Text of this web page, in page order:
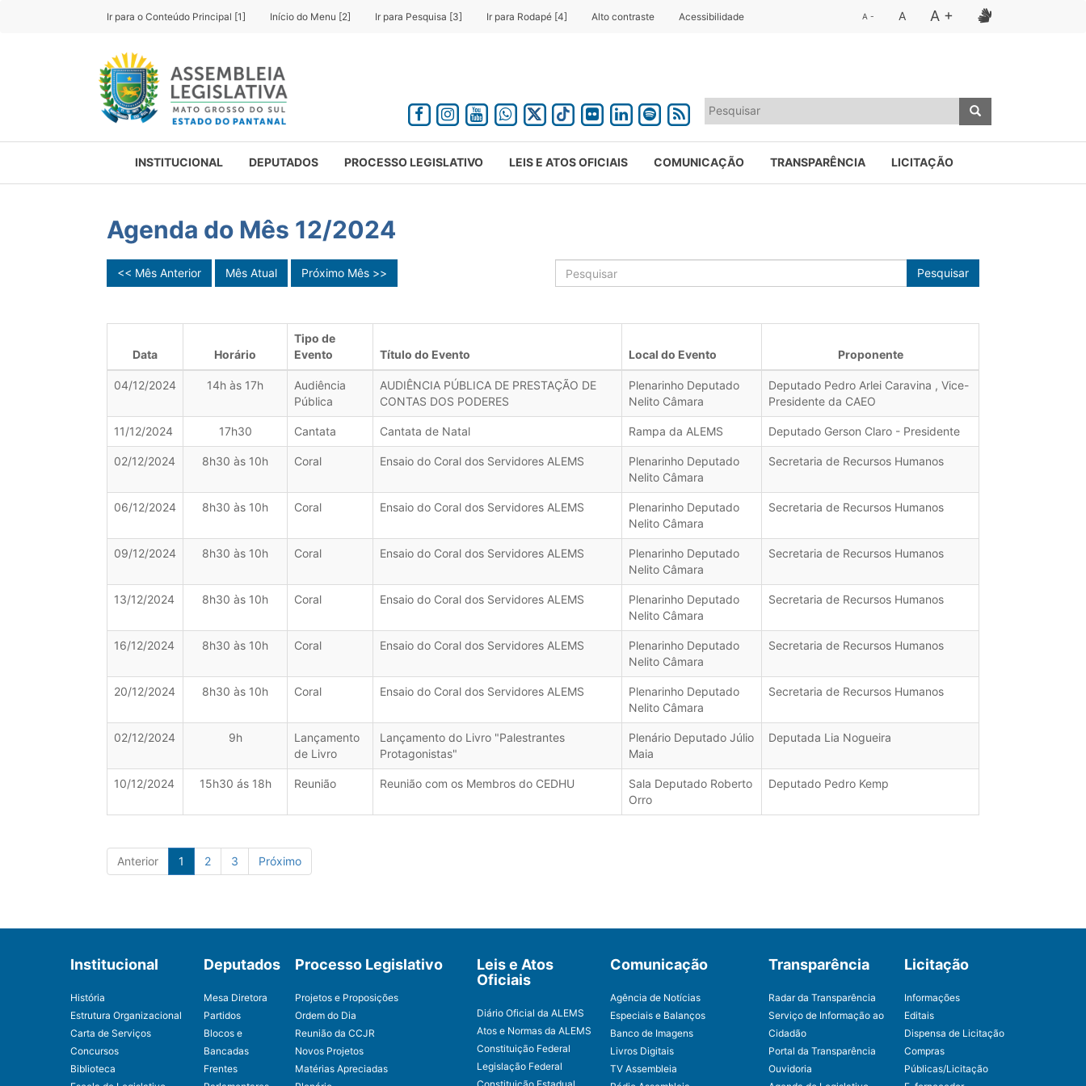
Ir para o Conteúdo Principal [1] Início do Menu [2] Ir para Pesquisa [3] Ir para Rodapé [4] Alto contraste Acessibilidade A - A A +
INSTITUCIONAL DEPUTADOS PROCESSO LEGISLATIVO LEIS E ATOS OFICIAIS COMUNICAÇÃO TRANSPARÊNCIA LICITAÇÃO
Agenda do Mês 12/2024
Pesquisar
<< Mês Anterior Mês Atual Próximo Mês >>
Data Horário
Tipo de
Evento
Título do Evento Local do Evento Proponente
04/12/2024 14h às 17h
Audiência
Pública
AUDIÊNCIA PÚBLICA DE PRESTAÇÃO DE
CONTAS DOS PODERES
Plenarinho Deputado
Nelito Câmara
Deputado Pedro Arlei Caravina , Vice-
Presidente da CAEO
11/12/2024 17h30 Cantata Cantata de Natal Rampa da ALEMS Deputado Gerson Claro - Presidente
02/12/2024 8h30 às 10h Coral Ensaio do Coral dos Servidores ALEMS
Plenarinho Deputado
Nelito Câmara
Secretaria de Recursos Humanos
06/12/2024 8h30 às 10h Coral Ensaio do Coral dos Servidores ALEMS
Plenarinho Deputado
Nelito Câmara
Secretaria de Recursos Humanos
09/12/2024 8h30 às 10h Coral Ensaio do Coral dos Servidores ALEMS
Plenarinho Deputado
Nelito Câmara
Secretaria de Recursos Humanos
13/12/2024 8h30 às 10h Coral Ensaio do Coral dos Servidores ALEMS
Plenarinho Deputado
Nelito Câmara
Secretaria de Recursos Humanos
16/12/2024 8h30 às 10h Coral Ensaio do Coral dos Servidores ALEMS
Plenarinho Deputado
Nelito Câmara
Secretaria de Recursos Humanos
20/12/2024 8h30 às 10h Coral Ensaio do Coral dos Servidores ALEMS
Plenarinho Deputado
Nelito Câmara
Secretaria de Recursos Humanos
02/12/2024 9h
Lançamento
de Livro
Lançamento do Livro "Palestrantes
Protagonistas"
Plenário Deputado Júlio
Maia
Deputada Lia Nogueira
10/12/2024 15h30 ás 18h Reunião Reunião com os Membros do CEDHU
Sala Deputado Roberto
Orro
Deputado Pedro Kemp
Anterior 1 2 3 Próximo
Institucional
História
Estrutura Organizacional
Carta de Serviços
Concursos
Biblioteca
Deputados
Mesa Diretora
Partidos
Blocos e
Bancadas
Frentes
Processo Legislativo
Projetos e Proposições
Ordem do Dia
Reunião da CCJR
Novos Projetos
Matérias Apreciadas
Leis e Atos
Oficiais
Diário Oficial da ALEMS
Atos e Normas da ALEMS
Constituição Federal
Legislação Federal
Comunicação
Agência de Notícias
Especiais e Balanços
Banco de Imagens
Livros Digitais
TV Assembleia
Transparência
Radar da Transparência
Serviço de Informação ao
Cidadão
Portal da Transparência
Ouvidoria
Licitação
Informações
Editais
Dispensa de Licitação
Compras
Públicas/Licitação